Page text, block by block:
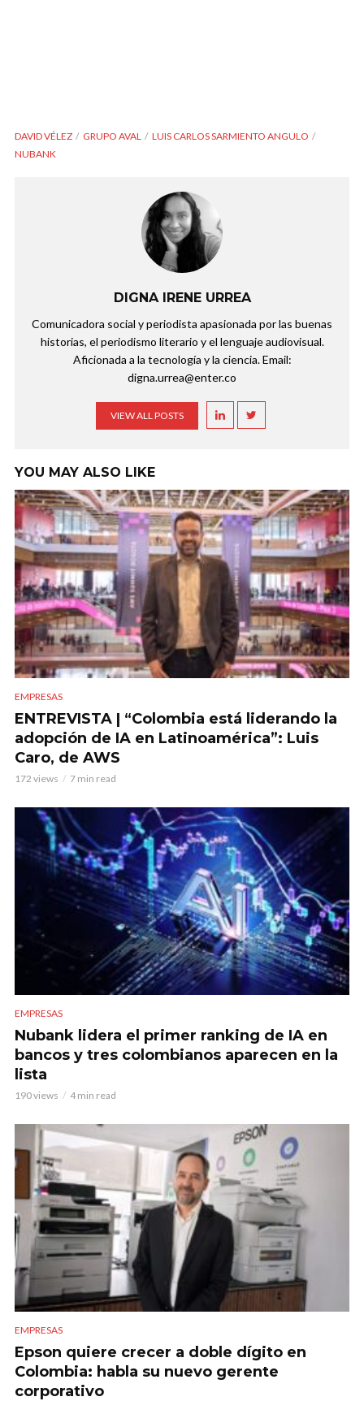
DAVID VÉLEZ GRUPO AVAL
LUIS CARLOS SARMIENTO ANGULO
NUBANK
DIGNA IRENE URREA
Comunicadora social y periodista apasionada por las buenas
historias, el periodismo literario y el lenguaje audiovisual.
Aficionada a la tecnología y la ciencia. Email:
digna.urrea@enter.co
VIEW ALL POSTS
YOU MAY ALSO LIKE
EMPRESAS
ENTREVISTA | “Colombia está liderando la
adopción de IA en Latinoamérica”: Luis
Caro, de AWS
172 views 7 min read
EMPRESAS
Nubank lidera el primer ranking de IA en
bancos y tres colombianos aparecen en la
lista
190 views 4 min read
EMPRESAS
Epson quiere crecer a doble dígito en
Colombia: habla su nuevo gerente
corporativo